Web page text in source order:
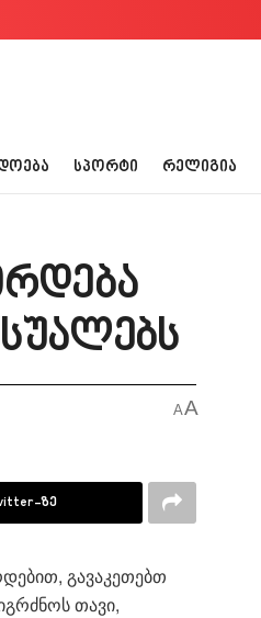
ᲡᲞᲝᲠᲢᲘ ᲠᲔᲚᲘᲒᲘᲐ
AA
ზე
გავაკეთებთ
თავი,